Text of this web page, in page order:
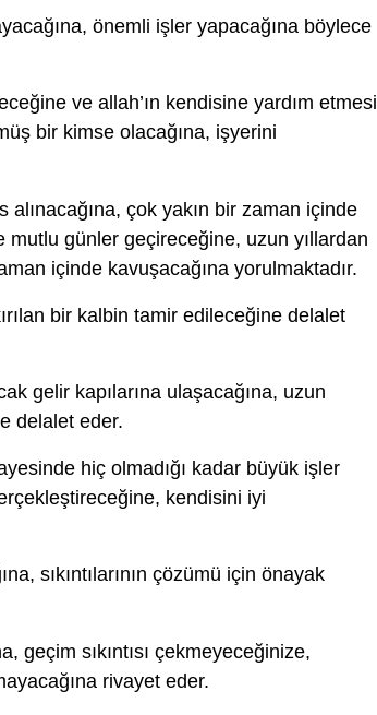
önemli işler yapacağına böylece
ve allah’ın kendisine yardım etmesi
bir kimse olacağına, işyerini
alınacağına, çok yakın bir zaman içinde
mutlu günler geçireceğine, uzun yıllardan
içinde kavuşacağına yorulmaktadır.
bir kalbin tamir edileceğine delalet
gelir kapılarına ulaşacağına, uzun
delalet eder.
hiç olmadığı kadar büyük işler
kendisini iyi
sıkıntılarının çözümü için önayak
geçim sıkıntısı çekmeyeceğinize,
rivayet eder.